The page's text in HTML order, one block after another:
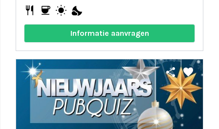
restaurant coffee wb_sunny nights_stay
Informatie aanvragen
share favorite